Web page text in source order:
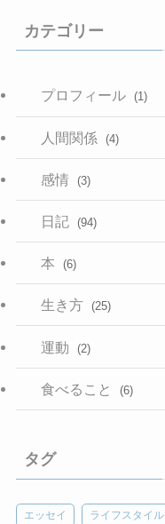
カテゴリー
プロフィール (1)
人間関係 (4)
感情 (3)
日記 (94)
本 (6)
生き方 (25)
運動 (2)
食べること (6)
タグ
エッセイ ライフスタイル